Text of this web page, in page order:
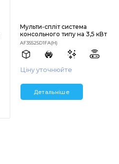
Мульти-спліт система
консольного типу на 3,5 кВт
AF35S2SD1FA(H)
Ціну уточнюйте
Детальніше